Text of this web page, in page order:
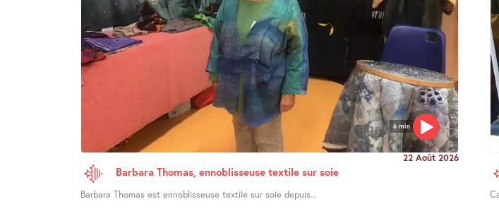
6 min
22 Août 2026
Barbara Thomas, ennoblisseuse textile sur soie
Barbara Thomas est ennoblisseuse textile sur soie depuis...